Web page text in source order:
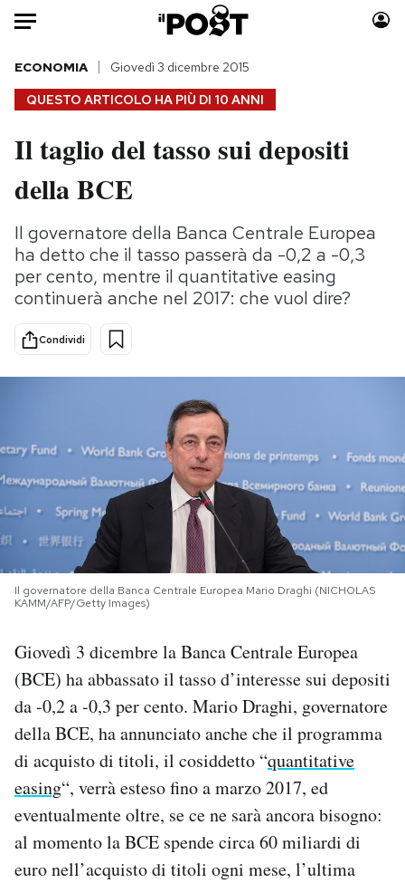
Auto
HOME
Italia
Politica
Tecnologia
Internet
Scienza
Cultura
Economia
Moda
Storie/Idee
Ok Boomer!
Media
Europa
PODCAST
NEWSLETTER
I MIEI PREFERITI
CALENDARIO
AREA PERSONALE
Area Personale
Newsletter
Notifiche mobile
Regala il Post
Hai bisogno di aiuto?
QUESTO ARTICOLO HA PIÙ DI 10 ANNI
ECONOMIA Giovedì 3 dicembre 2015
Il taglio del tasso sui depositi
della BCE
Il governatore della Banca Centrale Europea
ha detto che il tasso passerà da -0,2 a -0,3
per cento, mentre il quantitative easing
continuerà anche nel 2017: che vuol dire?
Condividi
Il governatore della Banca Centrale Europea Mario Draghi (NICHOLAS
KAMM/AFP/Getty Images)
Giovedì 3 dicembre la Banca Centrale Europea
(BCE) ha abbassato il tasso d’interesse sui depositi
da -0,2 a -0,3 per cento. Mario Draghi, governatore
della BCE, ha annunciato anche che il programma
di acquisto di titoli, il cosiddetto “quantitative
easing“, verrà esteso fino a marzo 2017, ed
eventualmente oltre, se ce ne sarà ancora bisogno:
al momento la BCE spende circa 60 miliardi di
euro nell’acquisto di titoli ogni mese, l’ultima